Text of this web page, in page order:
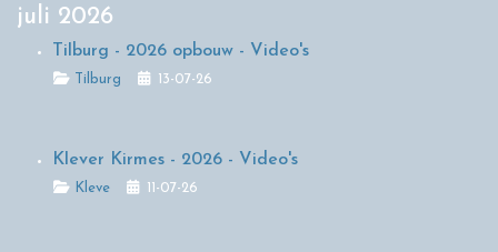
juli 2026
Tilburg - 2026 opbouw - Video's
Details
Tilburg 13-07-26
Klever Kirmes - 2026 - Video's
Details
Kleve 11-07-26